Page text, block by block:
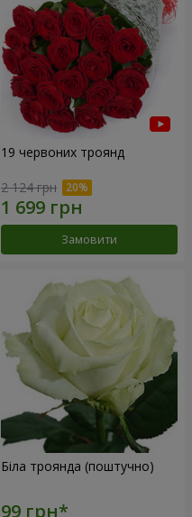
19 червоних троянд
2 124 грн
Замовити
Біла троянда (поштучно)